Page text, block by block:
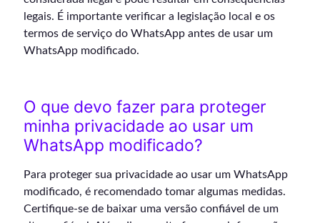
legais. É importante verificar a legislação local e os
termos de serviço do WhatsApp antes de usar um
WhatsApp modificado.
O que devo fazer para proteger
minha privacidade ao usar um
WhatsApp modificado?
Para proteger sua privacidade ao usar um WhatsApp
modificado, é recomendado tomar algumas medidas.
Certifique-se de baixar uma versão confiável de um